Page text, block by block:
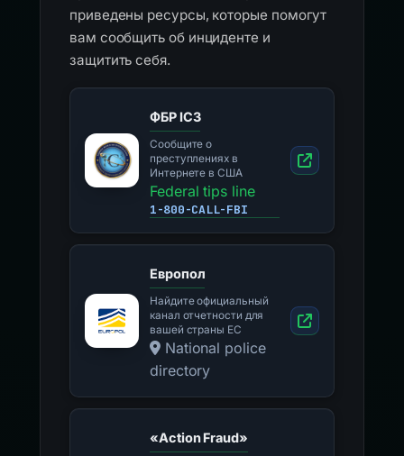
приведены ресурсы, которые помогут
вам сообщить об инциденте и
защитить себя.
ФБР IC3
Сообщите о
преступлениях в
Интернете в США
Federal tips line
1-800-CALL-FBI
Европол
Найдите официальный
канал отчетности для
вашей страны ЕС
National police
directory
«Action Fraud»